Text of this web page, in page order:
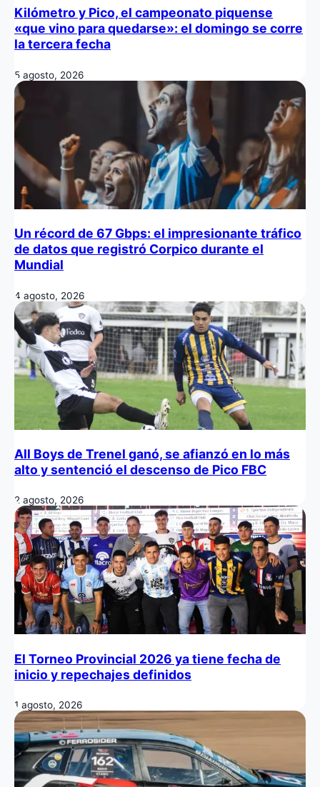
Kilómetro y Pico, el campeonato piquense
«que vino para quedarse»: el domingo se corre
la tercera fecha
5 agosto, 2026
Un récord de 67 Gbps: el impresionante tráfico
de datos que registró Corpico durante el
Mundial
4 agosto, 2026
All Boys de Trenel ganó, se afianzó en lo más
alto y sentenció el descenso de Pico FBC
2 agosto, 2026
El Torneo Provincial 2026 ya tiene fecha de
inicio y repechajes definidos
1 agosto, 2026